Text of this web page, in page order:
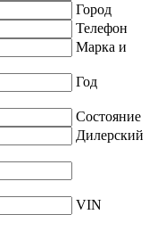
Город
Телефон
Марка и
Год
Состояние
Дилерский
VIN